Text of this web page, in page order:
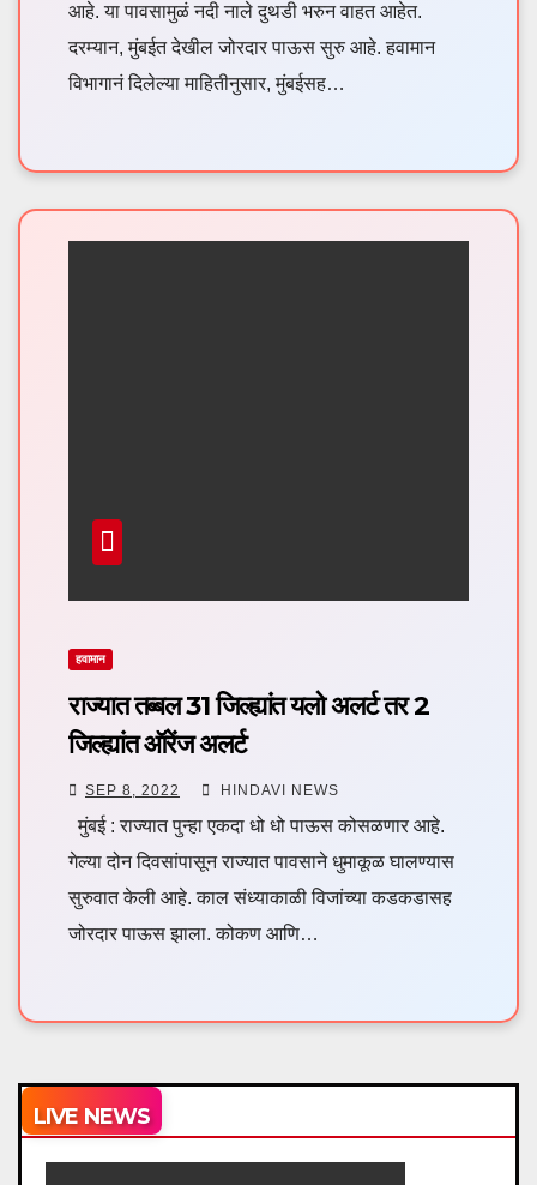
आहे. या पावसामुळं नदी नाले दुथडी भरुन वाहत आहेत.
दरम्यान, मुंबईत देखील जोरदार पाऊस सुरु आहे. हवामान
विभागानं दिलेल्या माहितीनुसार, मुंबईसह…
हवामान
राज्यात तब्बल 31 जिल्ह्यांत यलो अलर्ट तर 2
जिल्ह्यांत ऑरेंज अलर्ट
SEP 8, 2022 HINDAVI NEWS
मुंबई : राज्यात पुन्हा एकदा धो धो पाऊस कोसळणार आहे.
गेल्या दोन दिवसांपासून राज्यात पावसाने धुमाकूळ घालण्यास
सुरुवात केली आहे. काल संध्याकाळी विजांच्या कडकडासह
जोरदार पाऊस झाला. कोकण आणि…
LIVE NEWS